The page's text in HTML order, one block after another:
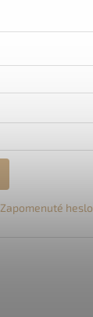
Zapomenuté heslo